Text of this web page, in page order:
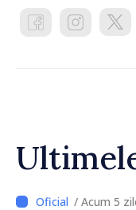
/ Acum 5